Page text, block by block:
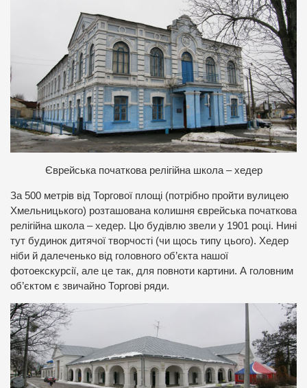
Єврейська початкова релігійна школа – хедер
За 500 метрів від Торгової площі (потрібно пройти вулицею
Хмельницького) розташована колишня єврейська початкова
релігійна школа – хедер. Цю будівлю звели у 1901 році. Нині
тут будинок дитячої творчості (чи щось типу цього). Хедер
ніби й далеченько від головного об’єкта нашої
фотоекскурсії, але це так, для повноти картини. А головним
об’єктом є звичайно Торгові ряди.